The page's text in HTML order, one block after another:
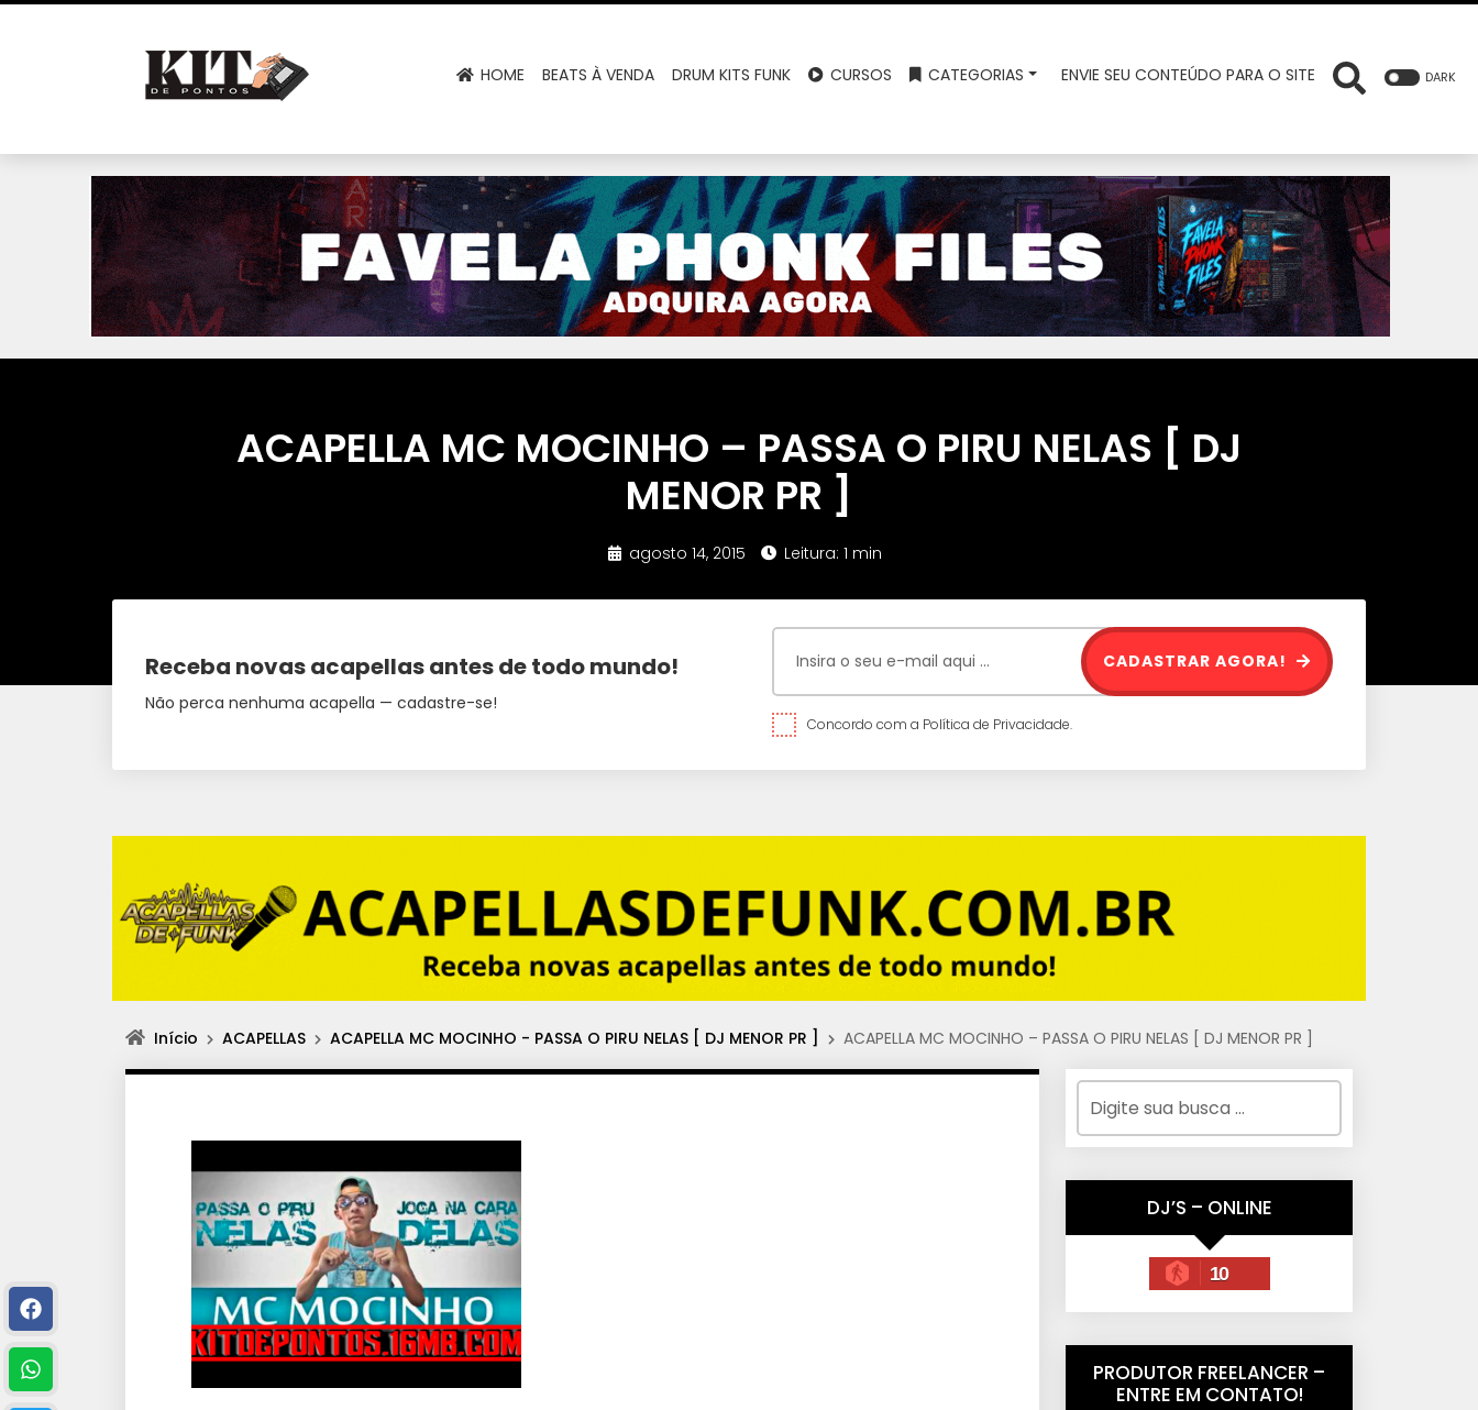
HOME BEATS À VENDA DRUM KITS FUNK CURSOS CATEGORIAS ENVIE SEU CONTEÚDO PARA O SITE DARK
ACAPELLA MC MOCINHO – PASSA O PIRU NELAS [ DJ
MENOR PR ]
agosto 14, 2015 Leitura: 1 min
Receba novas acapellas antes de todo mundo!
Não perca nenhuma acapella — cadastre-se!
Concordo com a Política de Privacidade.
CADASTRAR AGORA!
Início ACAPELLAS ACAPELLA MC MOCINHO - PASSA O PIRU NELAS [ DJ MENOR PR ] ACAPELLA MC MOCINHO – PASSA O PIRU NELAS [ DJ MENOR PR ]
DJ’S – ONLINE
10
PRODUTOR FREELANCER –
ENTRE EM CONTATO!